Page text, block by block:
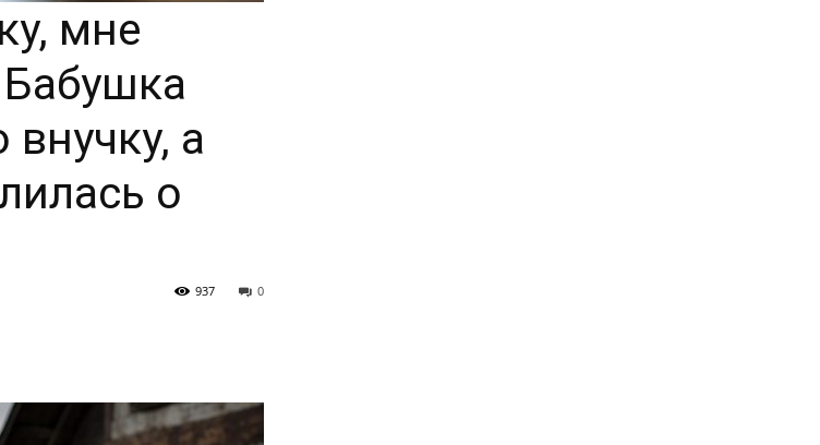
мне
а
о
0
937